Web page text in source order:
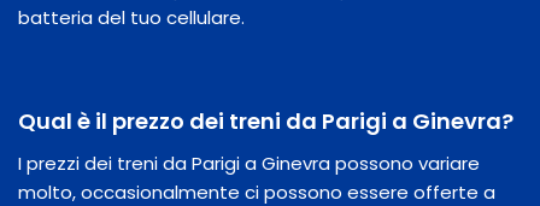
batteria del tuo cellulare.
Qual è il prezzo dei treni da Parigi a Ginevra?
I prezzi dei treni da Parigi a Ginevra possono variare
molto, occasionalmente ci possono essere offerte a